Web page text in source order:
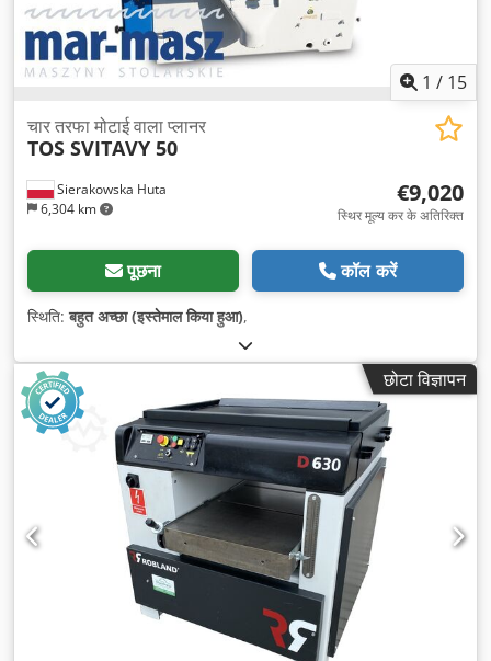
1 / 15
Sierakowska Huta
6,304 km
चार तरफा मोटाई वाला प्लानर
TOS SVITAVY 50
€9,020
स्थिर मूल्य कर के अतिरिक्त
पूछना कॉल करें
स्थिति:बहुत अच्छा (इस्तेमाल किया हुआ),
छोटा विज्ञापन